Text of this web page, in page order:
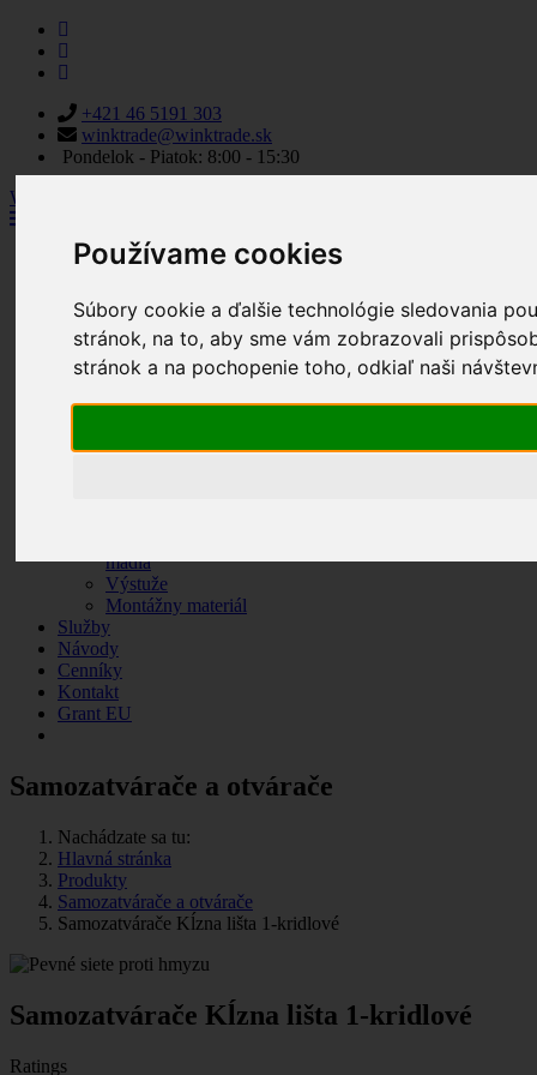
Používame cookies
Súbory cookie a ďalšie technológie sledovania
stránok, na to, aby sme vám zobrazovali
stránok a na pochopenie toho, odkiaľ naši
+421 46 5191 303
winktrade@winktrade.sk
Pondelok - Piatok: 8:00 - 15:30
WINK TRADE
Wink Trade
Parapetné dosky
Profilové systémy
Kovanie
Okenné kovanie Winkhaus
Dr. Hahn závesy pre plastové
Posuvné a posuvno-výklopné
madlá
Výstuže
Montážny materiál
Služby
Návody
Cenníky
Kontakt
Grant EU
Samozatvárače a otvárače
Nachádzate sa tu:
Hlavná stránka
Produkty
Samozatvárače a otvárače
Samozatvárače Kĺzna lišta 1-kridlové
Samozatvárače Kĺzna lišta 1-kridlové
Ratings